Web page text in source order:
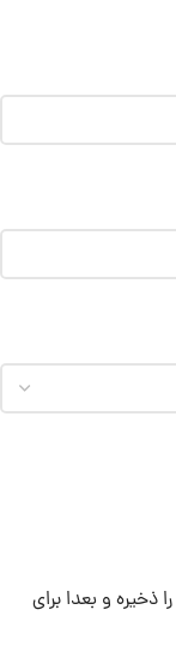
ذخیره و بعدا برای